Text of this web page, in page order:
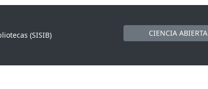
(SISIB)
CIENCIA ABIERTA